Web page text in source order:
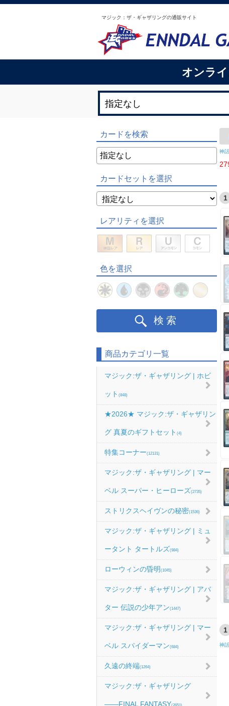
マジック：ザ・ギャザリングの通販サイト
オンラ
カードを検索
カードセットを選択
レアリティを選択
色を選択
検索
商品カテゴリ一覧
マジック:ザ・ギャザリング | ホビ
ット (848)
★2026★ マジック:ザ・ギャザリン
グ 真夏のギフトセット (4)
特集コーナー(12131)
マジック:ザ・ギャザリング | マー
ベル スーパー・ヒーローズ(2735)
ストリクスヘイヴンの秘密(1536)
マジック:ザ・ギャザリング | ミュ
ータント タートルズ(984)
ローウィンの昏明 (1045)
マジック:ザ・ギャザリング | アバ
ター 伝説の少年アン(1447)
マジック:ザ・ギャザリング | マー
ベル スパイダーマン(684)
久遠の終端(1264)
マジック:ザ・ギャザリング
――FINAL FANTASY
神
1
1
神